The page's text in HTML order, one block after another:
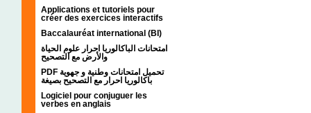
Applications et tutoriels pour
créer des exercices interactifs
Baccalauréat international (BI)
امتحانات الباكالوريا احرار علوم الحياة
والأرض مع التصحيح
PDF تحميل امتحانات وطنية و جهوية
باكالوريا احرار مع التصحيح بصيغة
Logiciel pour conjuguer les
verbes en anglais